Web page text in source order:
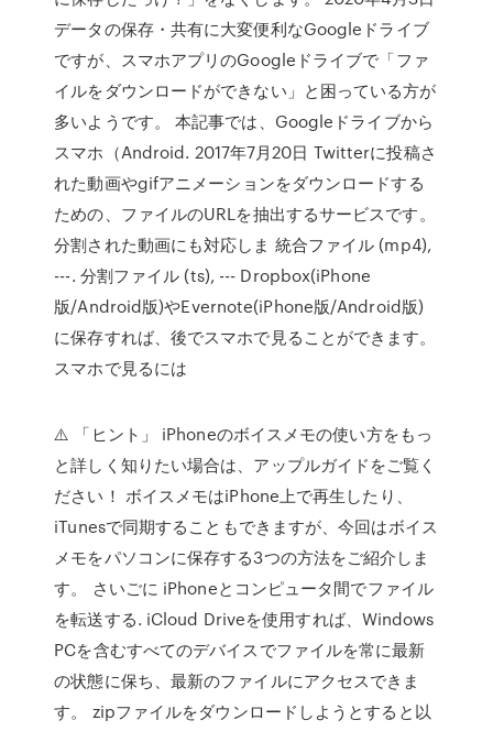
データの保存・共有に大変便利なGoogleドライブ
ですが、スマホアプリのGoogleドライブで「ファ
イルをダウンロードができない」と困っている方が
多いようです。 本記事では、Googleドライブから
スマホ（Android. 2017年7月20日 Twitterに投稿さ
れた動画やgifアニメーションをダウンロードする
ための、ファイルのURLを抽出するサービスです。
分割された動画にも対応しま 統合ファイル (mp4),
---. 分割ファイル (ts), --- Dropbox(iPhone
版/Android版)やEvernote(iPhone版/Android版)
に保存すれば、後でスマホで見ることができます。
スマホで見るには
⚠️ 「ヒント」 iPhoneのボイスメモの使い方をもっ
と詳しく知りたい場合は、アップルガイドをご覧く
ださい！ ボイスメモはiPhone上で再生したり、
iTunesで同期することもできますが、今回はボイス
メモをパソコンに保存する3つの方法をご紹介しま
す。 さいごに iPhoneとコンピュータ間でファイル
を転送する. iCloud Driveを使用すれば、Windows
PCを含むすべてのデバイスでファイルを常に最新
の状態に保ち、最新のファイルにアクセスできま
す。 zipファイルをダウンロードしようとすると以